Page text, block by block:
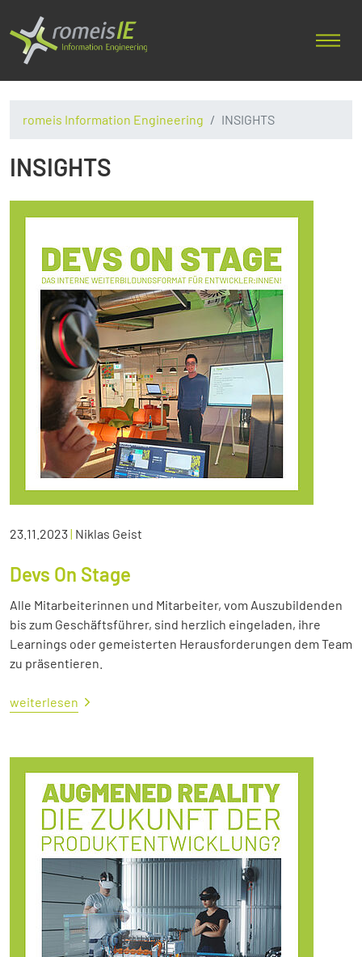
romeis Information Engineering INSIGHTS
INSIGHTS
23.11.2023| Niklas Geist
Devs On Stage
Alle Mitarbeiterinnen und Mitarbeiter, vom Auszubildenden
bis zum Geschäftsführer, sind herzlich eingeladen, ihre
Learnings oder gemeisterten Herausforderungen dem Team
zu präsentieren.
weiterlesen